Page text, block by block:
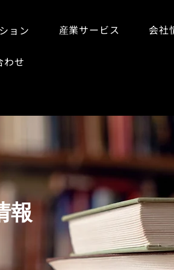
ョン 産業サービス 会社
わせ
報